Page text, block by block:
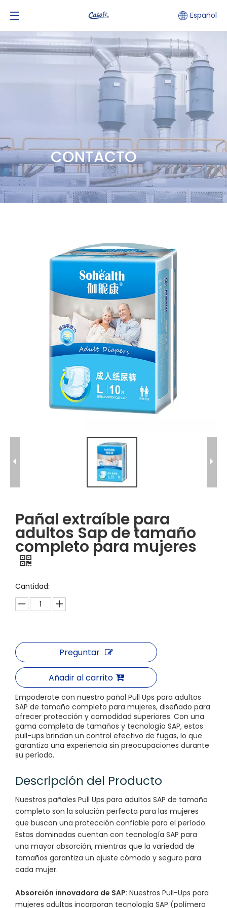
Español
CONTACTO
Pañal extraíble para
adultos Sap de tamaño
completo para mujeres
Cantidad:
Preguntar
Añadir al carrito
Empoderate con nuestro pañal Pull Ups para adultos
SAP de tamaño completo para mujeres, diseñado para
ofrecer protección y comodidad superiores. Con una
gama completa de tamaños y tecnología SAP, estos
pull-ups brindan un control efectivo de fugas, lo que
garantiza una experiencia sin preocupaciones durante
su período.
Descripción del Producto
Nuestros pañales Pull Ups para adultos SAP de tamaño
completo son la solución perfecta para las mujeres
que buscan una protección confiable para el período.
Estas dominadas cuentan con tecnología SAP para
una mayor absorción, mientras que la variedad de
tamaños garantiza un ajuste cómodo y seguro para
cada mujer.
Absorción innovadora de SAP: Nuestros Pull-Ups para
mujeres adultas incorporan tecnología SAP (polímero